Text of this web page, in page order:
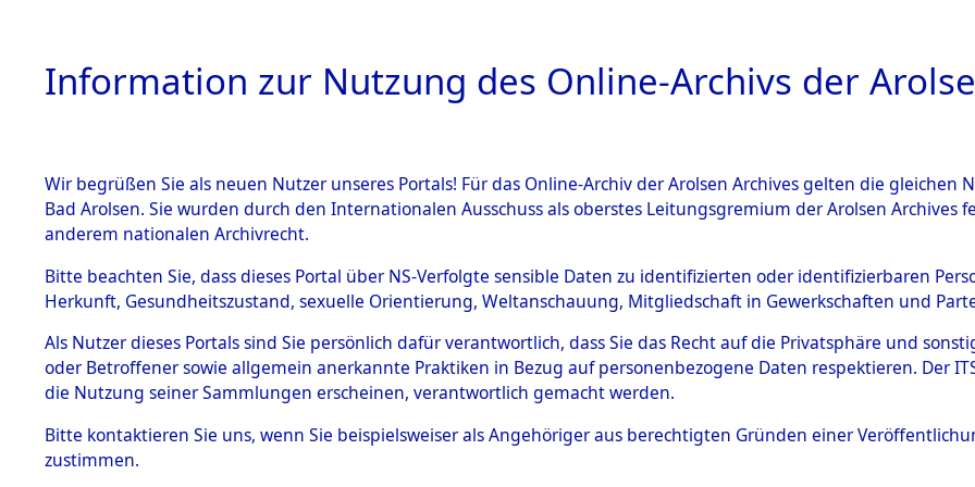
HOME BESTANDSBESCHREIBUNG ARCHIVALE ÜBERSICHT BILD
BESTÄNDE
Inhaftierungsdoku
mente
5. Verschiedenes
Todesmärsche
5.3.1 Alliierte
Ermittlungen zu den Orten Hildesheim
(84598941)→0007 (84598948)
0007 (84598948)
Information zur Nutzung des Online-Archivs der
Wir begrüßen Sie als neuen Nutzer unseres Portals! Für das Online-Archiv der Arolsen Archives gelten die
Bad Arolsen. Sie wurden durch den Internationalen Ausschuss als oberstes Leitungsgremium der Arolsen
anderem nationalen Archivrecht.
Bitte beachten Sie, dass dieses Portal über NS-Verfolgte sensible Daten zu identifizierten oder identifizierbaren
Herkunft, Gesundheitszustand, sexuelle Orientierung, Weltanschauung, Mitgliedschaft in Gewerkschaften und
Als Nutzer dieses Portals sind Sie persönlich dafür verantwortlich, dass Sie das Recht auf die Privatsphäre und
oder Betroffener sowie allgemein anerkannte Praktiken in Bezug auf personenbezogene Daten respektieren. Der
die Nutzung seiner Sammlungen erscheinen, verantwortlich gemacht werden.
Bitte kontaktieren Sie uns, wenn Sie beispielsweiser als Angehöriger aus berechtigten Gründen einer
zustimmen.